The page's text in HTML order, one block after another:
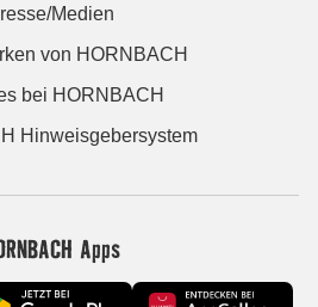
Medien
von HORNBACH
bei HORNBACH
Hinweisgebersystem
Apps